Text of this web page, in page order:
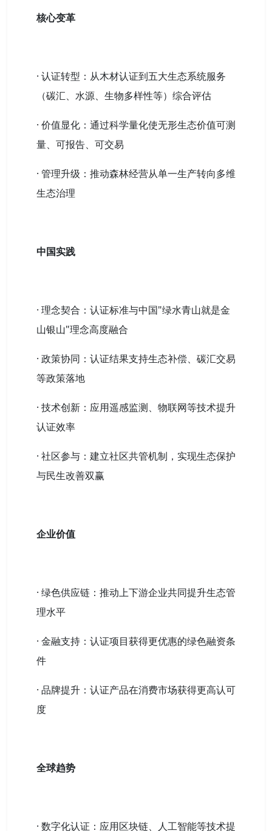
核心变革
· 认证转型：从木材认证到五大生态系统服务
（碳汇、水源、生物多样性等）综合评估
· 价值显化：通过科学量化使无形生态价值可测
量、可报告、可交易
· 管理升级：推动森林经营从单一生产转向多维
生态治理
中国实践
· 理念契合：认证标准与中国"绿水青山就是金
山银山"理念高度融合
· 政策协同：认证结果支持生态补偿、碳汇交易
等政策落地
· 技术创新：应用遥感监测、物联网等技术提升
认证效率
· 社区参与：建立社区共管机制，实现生态保护
与民生改善双赢
企业价值
· 绿色供应链：推动上下游企业共同提升生态管
理水平
· 金融支持：认证项目获得更优惠的绿色融资条
件
· 品牌提升：认证产品在消费市场获得更高认可
度
全球趋势
· 数字化认证：应用区块链、人工智能等技术提